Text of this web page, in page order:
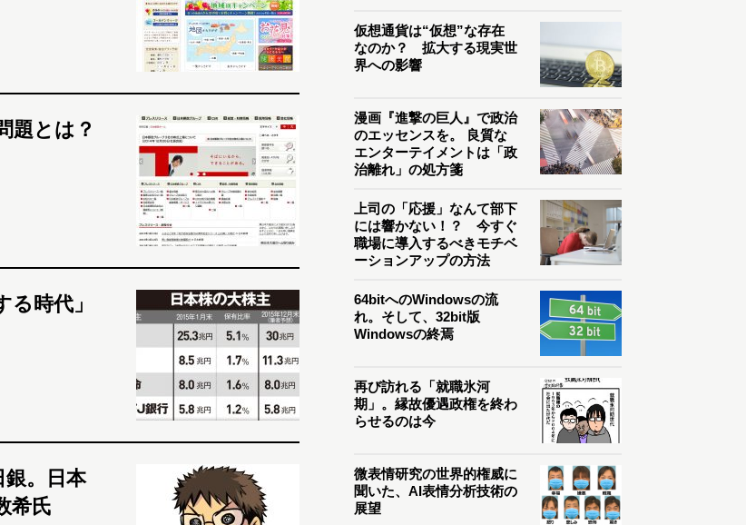
題とは？
時代」
銀。日本
希氏
仮想通貨は“仮想”な存在
なのか？ 拡大する現実世
界への影響
漫画『進撃の巨人』で政治
のエッセンスを。 良質な
エンターテイメントは「政
治離れ」の処方箋
上司の「応援」なんて部下
には響かない！？ 今すぐ
職場に導入するべきモチベ
ーションアップの方法
64bitへのWindowsの流
れ。そして、32bit版
Windowsの終焉
再び訪れる「就職氷河
期」。縁故優遇政権を終わ
らせるのは今
微表情研究の世界的権威に
聞いた、AI表情分析技術の
展望